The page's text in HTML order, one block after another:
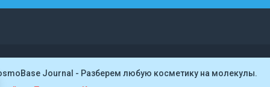
Journal - Разберем любую косметику на молекулы.